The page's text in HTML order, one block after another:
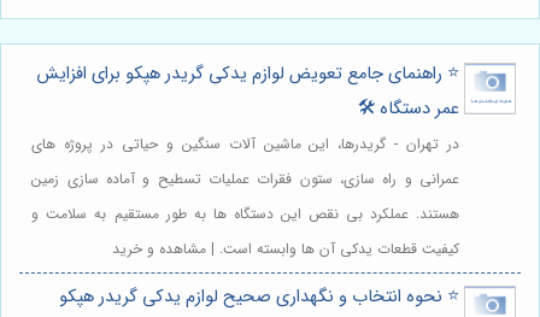
⭐️ راهنمای جامع تعویض لوازم یدکی گریدر هپکو برای افزایش
عمر دستگاه 🛠️
در تهران - گریدرها، این ماشین آلات سنگین و حیاتی در پروژه های
عمرانی و راه سازی، ستون فقرات عملیات تسطیح و آماده سازی زمین
هستند. عملکرد بی نقص این دستگاه ها به طور مستقیم به سلامت و
کیفیت قطعات یدکی آن ها وابسته است. | مشاهده و خرید
⭐️ نحوه انتخاب و نگهداری صحیح لوازم یدکی گریدر هپکو